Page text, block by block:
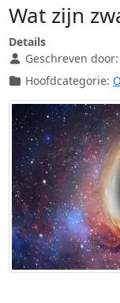
Wat zijn
Details
Geschreven door:
Hoofdcategorie: